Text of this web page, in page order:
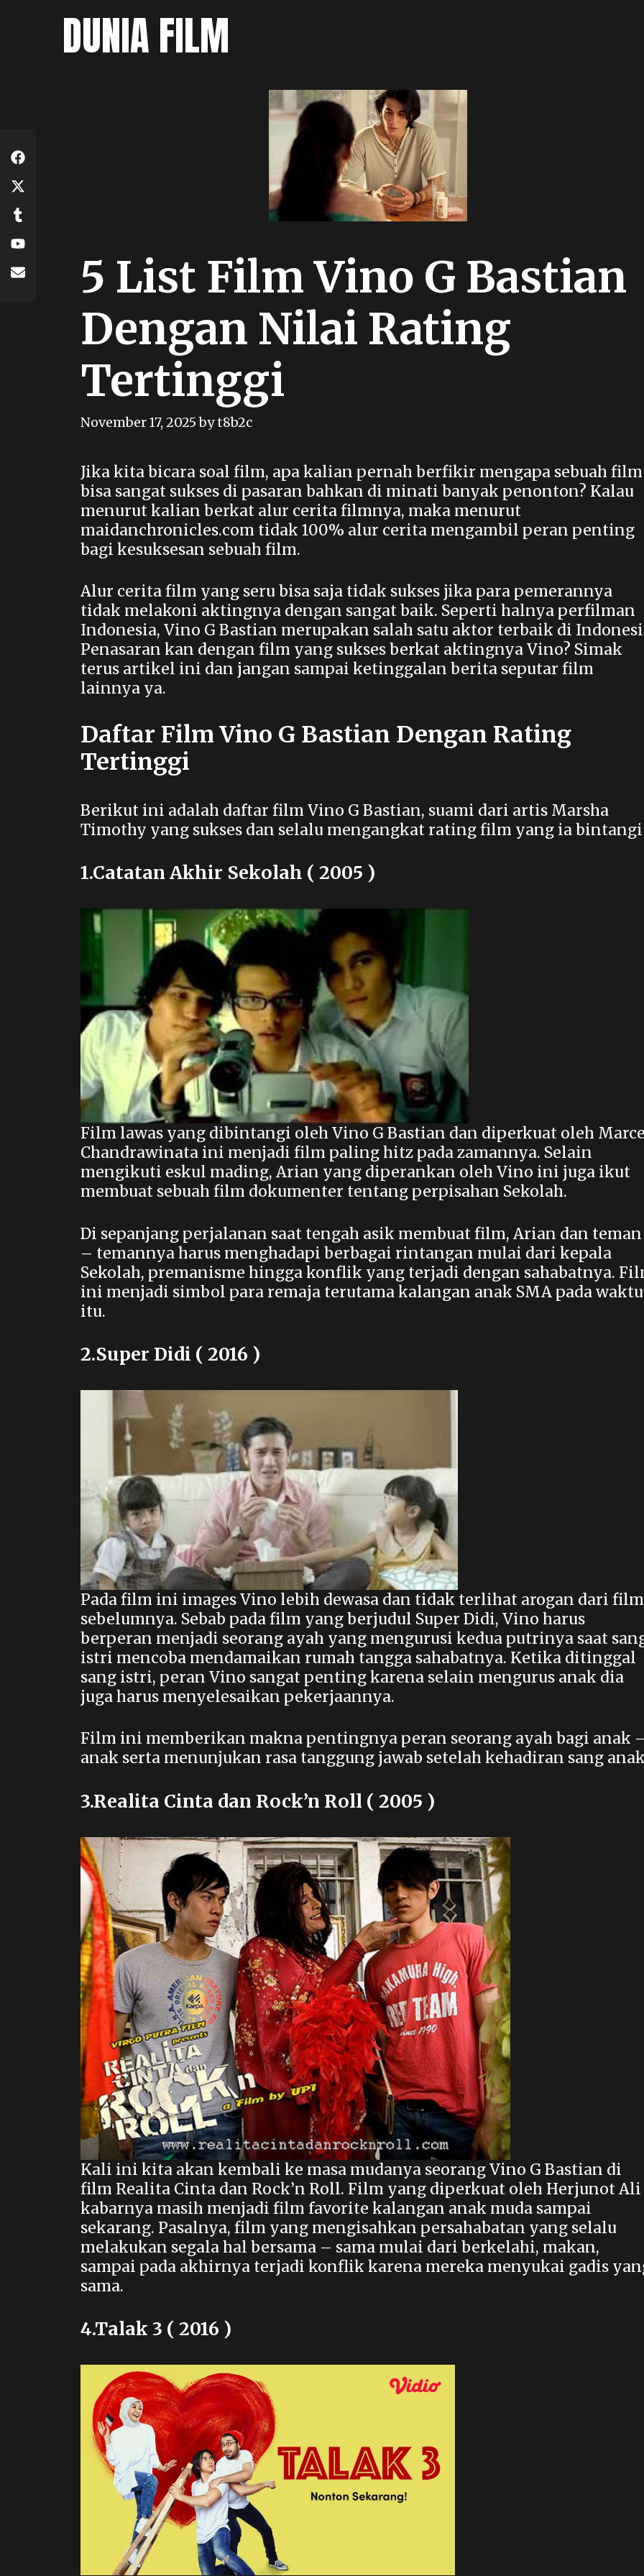
DUNIA FILM
5 List Film Vino G Bastian
Dengan Nilai Rating
Tertinggi
November 17, 2025 byt8b2c
Jika kita bicara soal film, apa kalian pernah berfikir mengapa sebuah film
bisa sangat sukses di pasaran bahkan di minati banyak penonton? Kalau
menurut kalian berkat alur cerita filmnya, maka menurut
maidanchronicles.com tidak 100% alur cerita mengambil peran penting
bagi kesuksesan sebuah film.
Alur cerita film yang seru bisa saja tidak sukses jika para pemerannya
tidak melakoni aktingnya dengan sangat baik. Seperti halnya perfilman
Indonesia, Vino G Bastian merupakan salah satu aktor terbaik di
Penasaran kan dengan film yang sukses berkat aktingnya Vino? Simak
terus artikel ini dan jangan sampai ketinggalan berita seputar film
lainnya ya.
Daftar Film Vino G Bastian Dengan Rating
Tertinggi
Berikut ini adalah daftar film Vino G Bastian, suami dari artis Marsha
Timothy yang sukses dan selalu mengangkat rating film yang ia
1.Catatan Akhir Sekolah ( 2005 )
Film lawas yang dibintangi oleh Vino G Bastian dan diperkuat oleh
Chandrawinata ini menjadi film paling hitz pada zamannya. Selain
mengikuti eskul mading, Arian yang diperankan oleh Vino ini juga ikut
membuat sebuah film dokumenter tentang perpisahan Sekolah.
Di sepanjang perjalanan saat tengah asik membuat film, Arian dan teman
– temannya harus menghadapi berbagai rintangan mulai dari kepala
Sekolah, premanisme hingga konflik yang terjadi dengan sahabatnya.
ini menjadi simbol para remaja terutama kalangan anak SMA pada waktu
itu.
2.Super Didi ( 2016 )
Pada film ini images Vino lebih dewasa dan tidak terlihat arogan dari film
sebelumnya. Sebab pada film yang berjudul Super Didi, Vino harus
berperan menjadi seorang ayah yang mengurusi kedua putrinya saat
istri mencoba mendamaikan rumah tangga sahabatnya. Ketika ditinggal
sang istri, peran Vino sangat penting karena selain mengurus anak dia
juga harus menyelesaikan pekerjaannya.
Film ini memberikan makna pentingnya peran seorang ayah bagi anak
anak serta menunjukan rasa tanggung jawab setelah kehadiran sang
3.Realita Cinta dan Rock’n Roll ( 2005 )
Kali ini kita akan kembali ke masa mudanya seorang Vino G Bastian di
film Realita Cinta dan Rock’n Roll. Film yang diperkuat oleh Herjunot Ali
kabarnya masih menjadi film favorite kalangan anak muda sampai
sekarang. Pasalnya, film yang mengisahkan persahabatan yang selalu
melakukan segala hal bersama – sama mulai dari berkelahi, makan,
sampai pada akhirnya terjadi konflik karena mereka menyukai gadis
sama.
4.Talak 3 ( 2016 )